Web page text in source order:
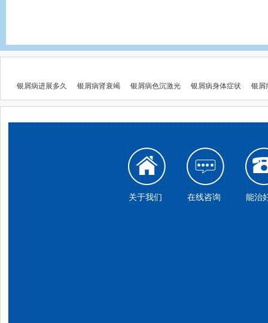
银屑病进展多久 银屑病肾衰竭 银屑病色沉激光 银屑病身体症状 银屑
关于我们 在线咨询 能治